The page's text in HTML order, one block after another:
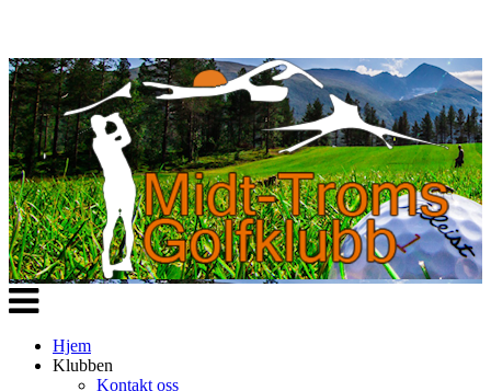
Veksle
navigasjon
Hjem
Klubben
Kontakt oss